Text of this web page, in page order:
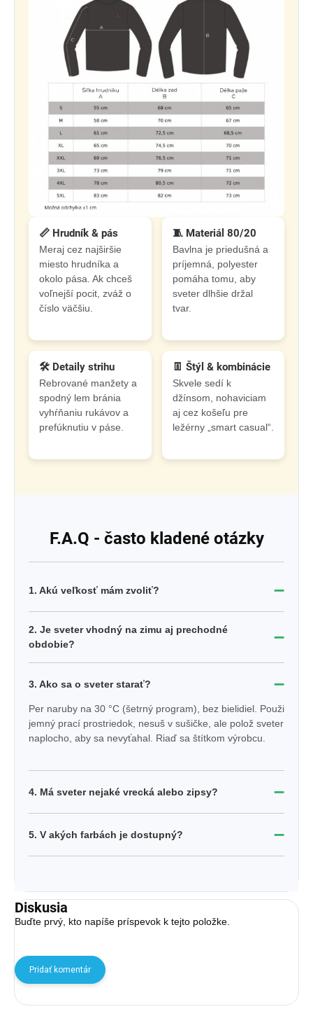
📏 Hrudník & pás
Meraj cez najširšie
miesto hrudníka a
okolo pása. Ak chceš
voľnejší pocit, zváž o
číslo väčšiu.
🧵 Materiál 80/20
Bavlna je priedušná a
príjemná, polyester
pomáha tomu, aby
sveter dlhšie držal
tvar.
🛠️ Detaily strihu
Rebrované manžety a
spodný lem bránia
vyhŕňaniu rukávov a
prefúknutiu v páse.
👖 Štýl & kombinácie
Skvele sedí k
džínsom, nohaviciam
aj cez košeľu pre
ležérny „smart casual“.
F.A.Q - často kladené otázky
1. Akú veľkosť mám zvoliť? ➖
2. Je sveter vhodný na zimu aj prechodné
obdobie?
➖
3. Ako sa o sveter starať? ➖
Per naruby na 30 °C (šetrný program), bez bielidiel. Použi
jemný prací prostriedok, nesuš v sušičke, ale polož sveter
naplocho, aby sa nevyťahal. Riaď sa štítkom výrobcu.
4. Má sveter nejaké vrecká alebo zipsy? ➖
5. V akých farbách je dostupný? ➖
Diskusia
Buďte prvý, kto napíše príspevok k tejto položke.
Pridať komentár